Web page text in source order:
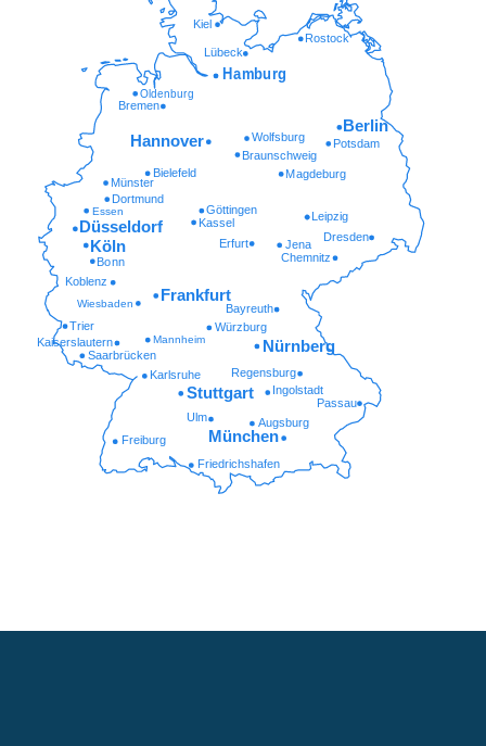
Friedrichshafen
Freiburg
Augsburg
Ulm
Passau
Ingolstadt
Regensburg
Karlsruhe
Saarbrücken
Kaiserslautern Mannheim
Würzburg
Trier
Wiesbaden Bayreuth
Koblenz
Chemnitz
Bonn
Erfurt Jena
Dresden
Kassel
Göttingen
Essen
Dortmund
Münster
Magdeburg
Bielefeld
Braunschweig
Potsdam
Wolfsburg
Oldenburg
Lübeck
Rostock
Kiel
München
Stuttgart
Nürnberg
Frankfurt
Köln
Düsseldorf
Leipzig
Hannover
Berlin
Bremen
Hamburg